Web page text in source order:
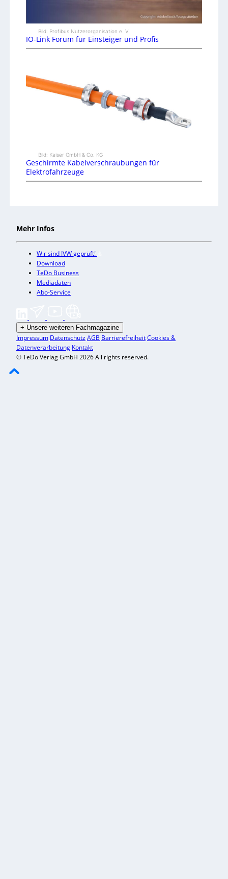
Bild: Profibus Nutzerorganisation e. V.
IO-Link Forum für Einsteiger und Profis
Bild: Kaiser GmbH & Co. KG
Geschirmte Kabelverschraubungen für
Elektrofahrzeuge
Mehr Infos
Wir sind IVW geprüft!
Download
TeDo Business
Mediadaten
Abo-Service
+ Unsere weiteren Fachmagazine
Impressum DatenschutzAGB BarrierefreiheitCookies &
Datenverarbeitung Kontakt
© TeDo Verlag GmbH 2026 All rights reserved.